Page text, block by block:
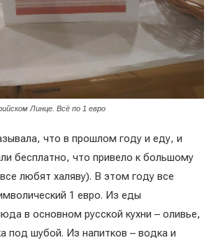
Линце. Всё по 1 евро
что в прошлом году и еду, и
бесплатно, что привело к большому
любят халяву). В этом году все
1 евро. Из еды
в основном русской кухни – оливье,
под шубой. Из напитков – водка и